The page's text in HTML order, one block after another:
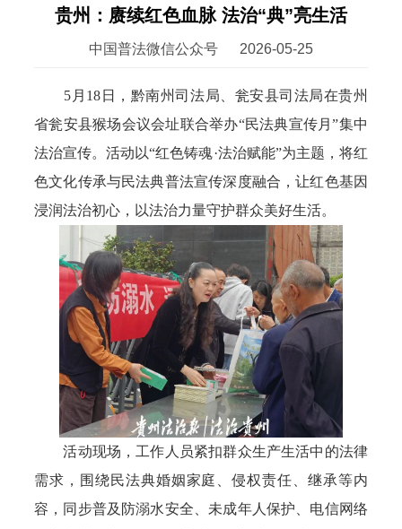
贵州：赓续红色血脉 法治“典”亮生活
中国普法微信公众号 2026-05-25
5月18日，黔南州司法局、瓮安县司法局在贵州
省瓮安县猴场会议会址联合举办“民法典宣传月”集中
法治宣传。活动以“红色铸魂·法治赋能”为主题，将红
色文化传承与民法典普法宣传深度融合，让红色基因
浸润法治初心，以法治力量守护群众美好生活。
活动现场，工作人员紧扣群众生产生活中的法律
需求，围绕民法典婚姻家庭、侵权责任、继承等内
容，同步普及防溺水安全、未成年人保护、电信网络